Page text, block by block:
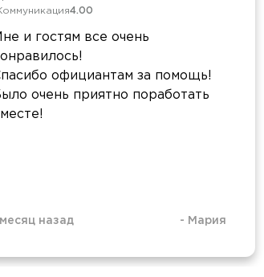
4.00
и гостям все очень
официантам за помощь!
очень приятно поработать
месяц назад - Мария